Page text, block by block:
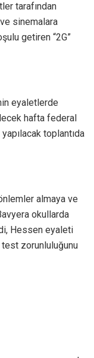
tarafından
sinemalara
getiren “2G”
eyaletlerde
hafta federal
toplantıda
almaya ve
okullarda
Hessen eyaleti
zorunluluğunu